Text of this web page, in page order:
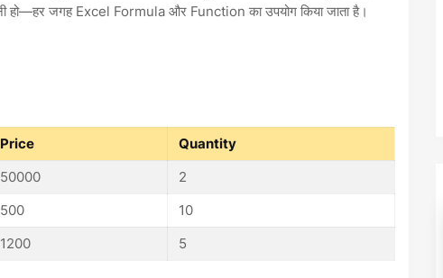
जगह Excel Formula और Function का उपयोग किया जाता है।
Price
Quantity
50000
2
500
10
1200 5